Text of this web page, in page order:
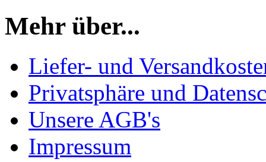
Mehr über...
Liefer- und
Privatsphäre und
Unsere AGB's
Impressum